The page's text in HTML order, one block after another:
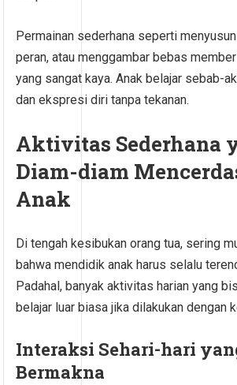
Permainan sederhana seperti
peran, atau menggambar bebas
yang sangat kaya. Anak belajar sebab-
dan ekspresi diri tanpa tekanan.
Aktivitas Sederhana
Diam-diam
Anak
Di tengah kesibukan orang tua, sering
bahwa mendidik anak harus selalu
Padahal, banyak aktivitas harian yang
belajar luar biasa jika dilakukan dengan
Interaksi Sehari-hari
Bermakna